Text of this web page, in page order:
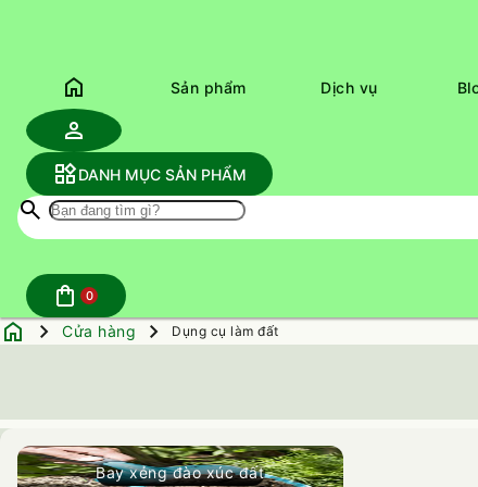
home Sản phẩm Dịch vụ
person
widgetsDANH MỤC SẢN PHẨM
search
shopping_bag 0
home navigate_next Cửa hàng navigate_next Dụng cụ làm đất
Bay xẻng đào xúc đất